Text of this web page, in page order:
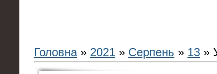
Головна» 2021 » Серпень » 13 »